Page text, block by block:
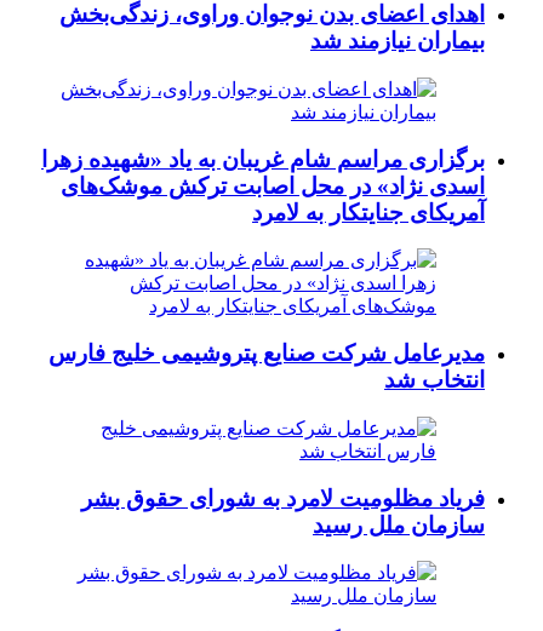
اهدای اعضای بدن نوجوان وراوی، زندگی‌بخش
بیماران نیازمند شد
برگزاری مراسم شام غریبان به یاد «شهیده زهرا
اسدی نژاد» در محل اصابت ترکش موشک‌های
آمریکای جنایتکار به لامرد
مدیرعامل شرکت صنایع پتروشیمی خلیج فارس
انتخاب شد
فریاد مظلومیت لامرد به شورای حقوق بشر
سازمان ملل رسید